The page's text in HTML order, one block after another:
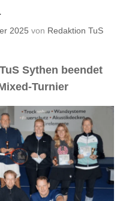
2025 von Redaktion TuS
Sythen beendet
Turnier